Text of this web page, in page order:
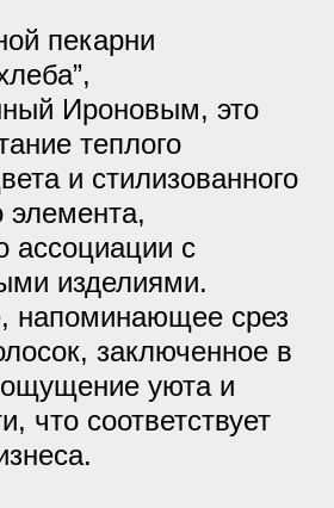
пекарни
Ироновым, это
теплого
и стилизованного
элемента,
ассоциации с
изделиями.
напоминающее срез
заключенное в
ощущение уюта и
что соответствует